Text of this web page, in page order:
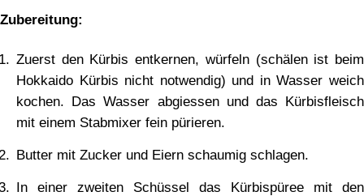
Zubereitung:
Zuerst den Kürbis entkernen, würfeln (schälen ist beim
Hokkaido Kürbis nicht notwendig) und in Wasser weich
kochen. Das Wasser abgiessen und das Kürbisfleisch
mit einem Stabmixer fein pürieren.
Butter mit Zucker und Eiern schaumig schlagen.
In einer zweiten Schüssel das Kürbispüree mit den